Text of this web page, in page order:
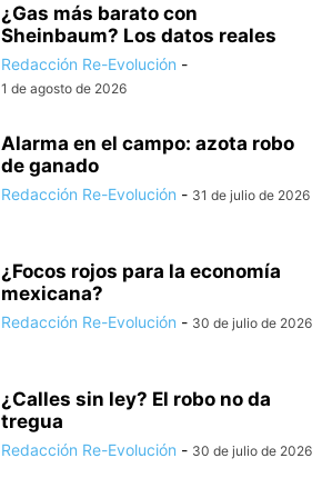
¿Gas más barato con
Sheinbaum? Los datos reales
Redacción Re-Evolución -
1 de agosto de 2026
Alarma en el campo: azota robo
de ganado
Redacción Re-Evolución - 31 de julio de 2026
¿Focos rojos para la economía
mexicana?
Redacción Re-Evolución - 30 de julio de 2026
¿Calles sin ley? El robo no da
tregua
Redacción Re-Evolución - 30 de julio de 2026